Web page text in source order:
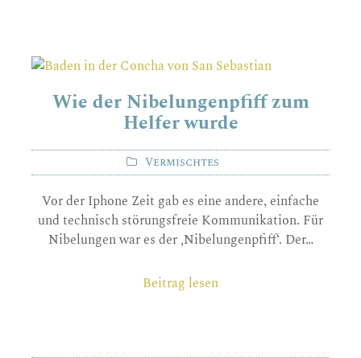
Wie der Nibelungenpfiff zum
Helfer wurde
Vermischtes
Vor der Iphone Zeit gab es eine andere, einfache
und technisch störungsfreie Kommunikation. Für
Nibelungen war es der ‚Nibelungenpfiff‘. Der…
Beitrag lesen